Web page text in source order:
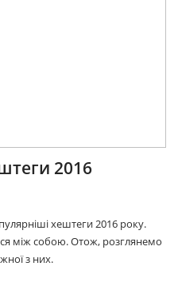
2016
хештеги 2016 року.
між собою. Отож, розглянемо
з них.